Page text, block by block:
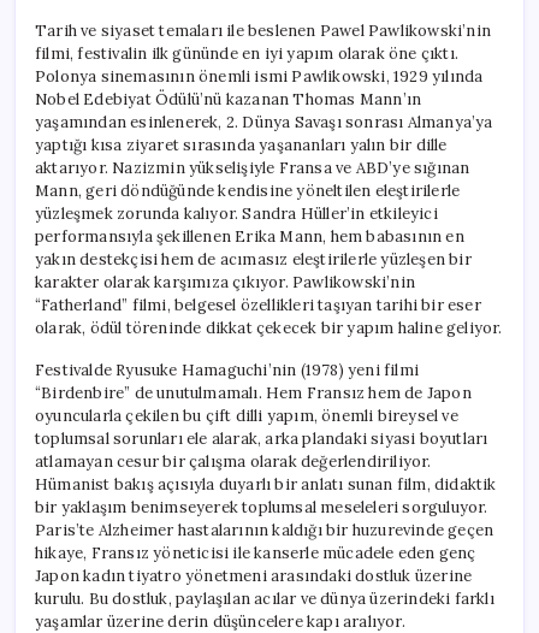
Tarih ve siyaset temaları ile beslenen Pawel Pawlikowski’nin
filmi, festivalin ilk gününde en iyi yapım olarak öne çıktı.
Polonya sinemasının önemli ismi Pawlikowski, 1929 yılında
Nobel Edebiyat Ödülü’nü kazanan Thomas Mann’ın
yaşamından esinlenerek, 2. Dünya Savaşı sonrası Almanya’ya
yaptığı kısa ziyaret sırasında yaşananları yalın bir dille
aktarıyor. Nazizmin yükselişiyle Fransa ve ABD’ye sığınan
Mann, geri döndüğünde kendisine yöneltilen eleştirilerle
yüzleşmek zorunda kalıyor. Sandra Hüller’in etkileyici
performansıyla şekillenen Erika Mann, hem babasının en
yakın destekçisi hem de acımasız eleştirilerle yüzleşen bir
karakter olarak karşımıza çıkıyor. Pawlikowski’nin
“Fatherland” filmi, belgesel özellikleri taşıyan tarihi bir eser
olarak, ödül töreninde dikkat çekecek bir yapım haline geliyor.
Festivalde Ryusuke Hamaguchi’nin (1978) yeni filmi
“Birdenbire” de unutulmamalı. Hem Fransız hem de Japon
oyuncularla çekilen bu çift dilli yapım, önemli bireysel ve
toplumsal sorunları ele alarak, arka plandaki siyasi boyutları
atlamayan cesur bir çalışma olarak değerlendiriliyor.
Hümanist bakış açısıyla duyarlı bir anlatı sunan film, didaktik
bir yaklaşım benimseyerek toplumsal meseleleri sorguluyor.
Paris’te Alzheimer hastalarının kaldığı bir huzurevinde geçen
hikaye, Fransız yöneticisi ile kanserle mücadele eden genç
Japon kadın tiyatro yönetmeni arasındaki dostluk üzerine
kurulu. Bu dostluk, paylaşılan acılar ve dünya üzerindeki farklı
yaşamlar üzerine derin düşüncelere kapı aralıyor.